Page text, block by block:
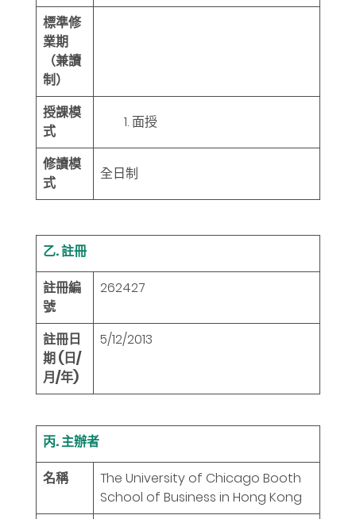
標準修
業期
（兼讀
制）
授課模
式
面授
修讀模
式
全日制
乙. 註冊
註冊編
號
262427
註冊日
期 (日/
月/年)
5/12/2013
丙. 主辦者
名稱
The University of Chicago Booth
School of Business in Hong Kong